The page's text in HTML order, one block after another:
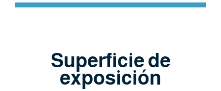
Superficie de
exposición